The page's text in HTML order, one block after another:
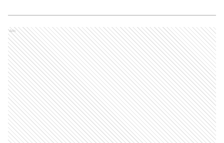
Ads